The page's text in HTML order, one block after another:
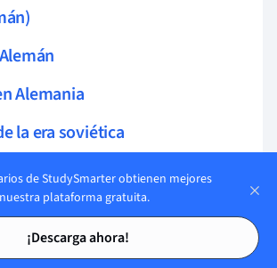
Tarjetas de estudio
Tarjetas de estudio
Alemania
la era soviética
educativas
de StudySmarter obtienen mejores
plataforma gratuita.
¡Descarga ahora!